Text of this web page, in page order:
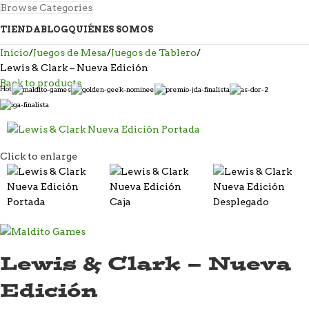
Browse Categories
TIENDABLOGQUIÉNES SOMOS
Inicio Juegos de Mesa Juegos de Tablero
Lewis & Clark – Nueva Edición
Back to products
Hot
Click to enlarge
Lewis & Clark – Nueva
Edición